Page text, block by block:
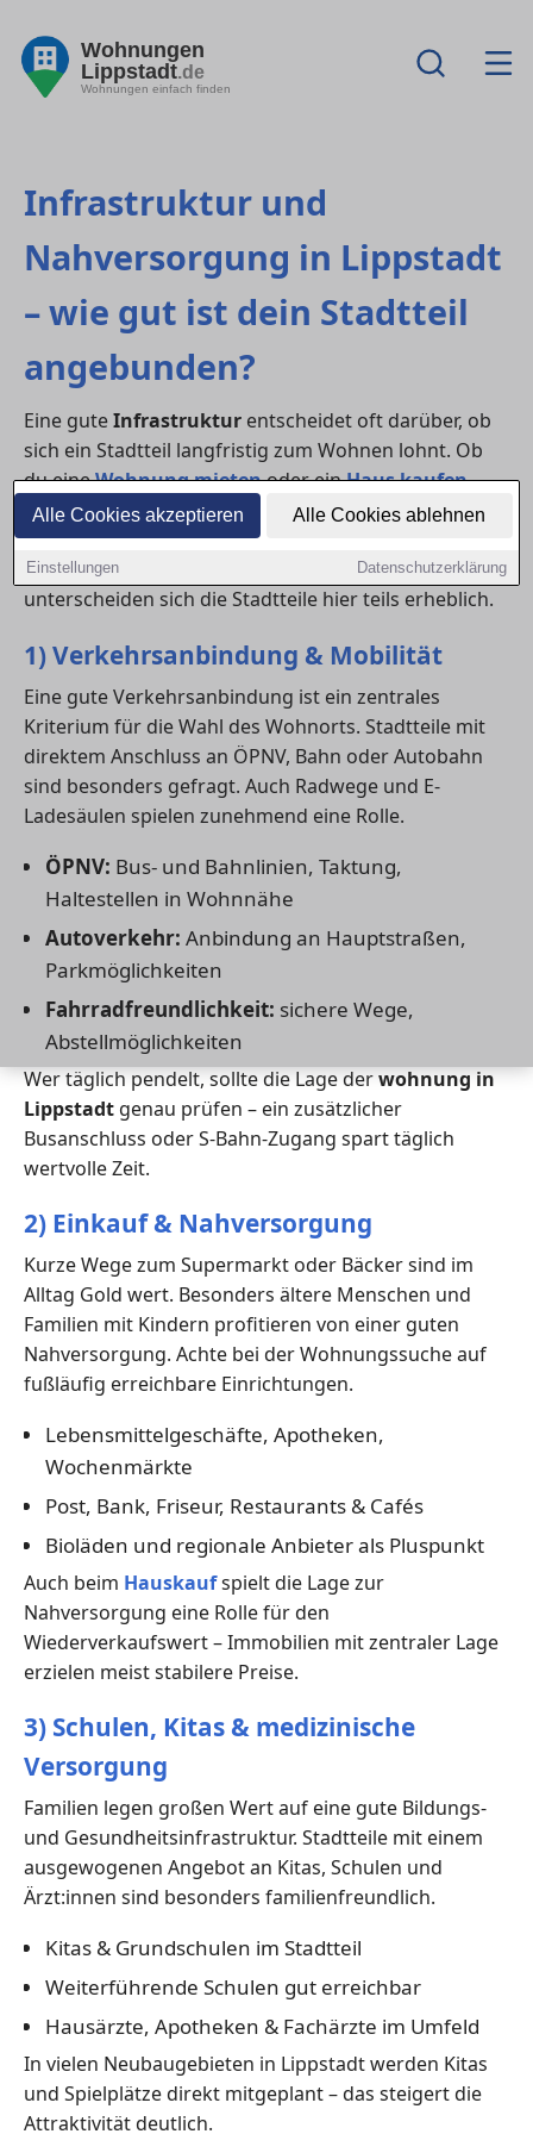
Alle Cookies akzeptieren Alle Cookies ablehnen
Einstellungen Datenschutzerklärung
Wohnungen
Lippstadt.de
Wohnungen einfach finden
Infrastruktur und
Nahversorgung in Lippstadt
– wie gut ist dein Stadtteil
angebunden?
Eine guteInfrastruktur entscheidet oft darüber, ob
sich ein Stadtteil langfristig zum Wohnen lohnt. Ob
du eineWohnung mietenoder einHaus kaufen
möchtest – kurze Wege, Einkaufsmöglichkeiten,
medizinische Versorgung und Freizeitangebote
erhöhen die Lebensqualität deutlich. In in Lippstadt
unterscheiden sich die Stadtteile hier teils erheblich.
1) Verkehrsanbindung & Mobilität
Eine gute Verkehrsanbindung ist ein zentrales
Kriterium für die Wahl des Wohnorts. Stadtteile mit
direktem Anschluss an ÖPNV, Bahn oder Autobahn
sind besonders gefragt. Auch Radwege und E-
Ladesäulen spielen zunehmend eine Rolle.
ÖPNV: Bus- und Bahnlinien, Taktung,
Haltestellen in Wohnnähe
Autoverkehr: Anbindung an Hauptstraßen,
Parkmöglichkeiten
Fahrradfreundlichkeit: sichere Wege,
Abstellmöglichkeiten
Wer täglich pendelt, sollte die Lage derwohnung in
Lippstadt genau prüfen – ein zusätzlicher
Busanschluss oder S-Bahn-Zugang spart täglich
wertvolle Zeit.
2) Einkauf & Nahversorgung
Kurze Wege zum Supermarkt oder Bäcker sind im
Alltag Gold wert. Besonders ältere Menschen und
Familien mit Kindern profitieren von einer guten
Nahversorgung. Achte bei der Wohnungssuche auf
fußläufig erreichbare Einrichtungen.
Lebensmittelgeschäfte, Apotheken,
Wochenmärkte
Post, Bank, Friseur, Restaurants & Cafés
Bioläden und regionale Anbieter als Pluspunkt
Auch beim Hauskaufspielt die Lage zur
Nahversorgung eine Rolle für den
Wiederverkaufswert – Immobilien mit zentraler Lage
erzielen meist stabilere Preise.
3) Schulen, Kitas & medizinische
Versorgung
Familien legen großen Wert auf eine gute Bildungs-
und Gesundheitsinfrastruktur. Stadtteile mit einem
ausgewogenen Angebot an Kitas, Schulen und
Ärzt:innen sind besonders familienfreundlich.
Kitas & Grundschulen im Stadtteil
Weiterführende Schulen gut erreichbar
Hausärzte, Apotheken & Fachärzte im Umfeld
In vielen Neubaugebieten in Lippstadt werden Kitas
und Spielplätze direkt mitgeplant – das steigert die
Attraktivität deutlich.